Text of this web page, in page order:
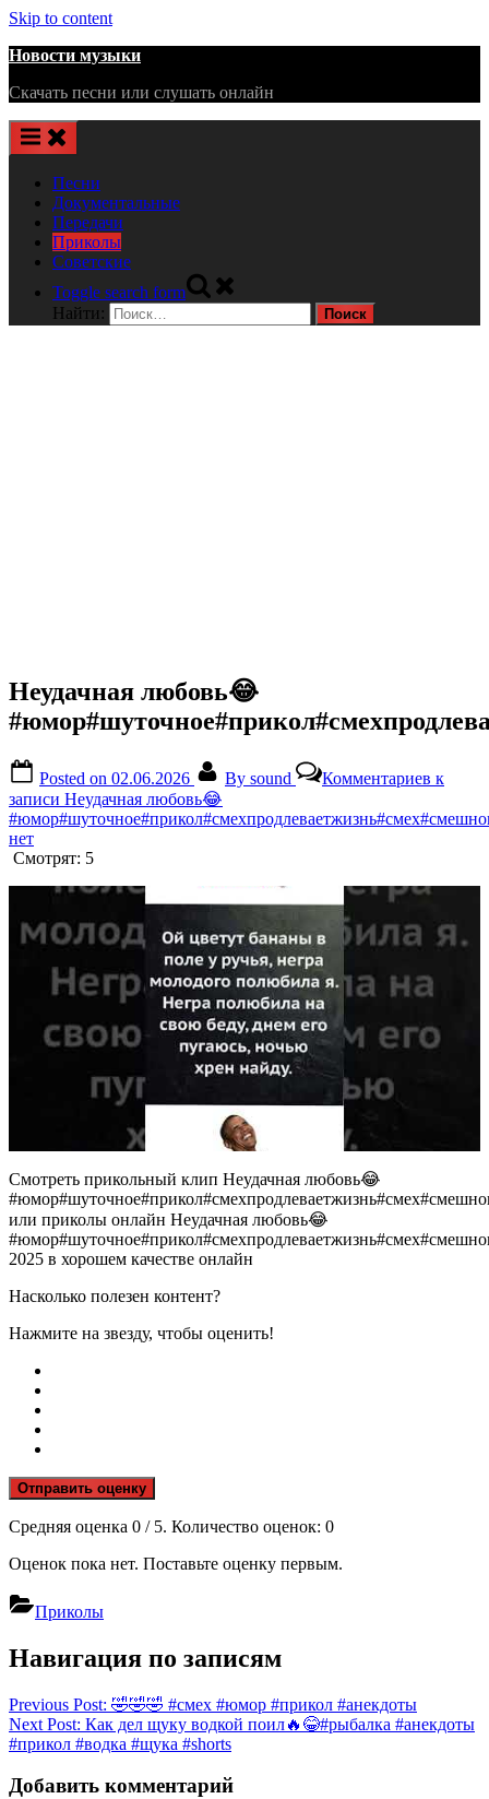
Skip to content
Новости музыки
Скачать песни или слушать онлайн
Песни
Документальные
Передачи
Приколы
Советские
Toggle search form
Найти:
Неудачная любовь😂
Posted on 02.06.2026 By sound Комментариев к
записи Неудачная любовь😂
нет
Смотрят: 5
Смотреть прикольный клип Неудачная любовь😂
или приколы онлайн Неудачная любовь😂
2025 в хорошем качестве онлайн
Насколько полезен контент?
Нажмите на звезду, чтобы оценить!
Отправить оценку
Средняя оценка 0 / 5. Количество оценок: 0
Оценок пока нет. Поставьте оценку первым.
Приколы
Навигация по записям
Previous Post: 🤣🤣🤣 #смех #юмор #прикол #анекдоты
Next Post: Как дел щуку водкой поил🔥😂#рыбалка #анекдоты
#прикол #водка #щука #shorts
Добавить комментарий